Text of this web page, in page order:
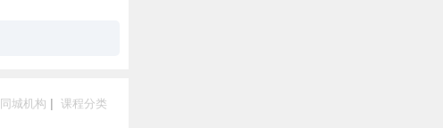
同城机构 | 课程分类